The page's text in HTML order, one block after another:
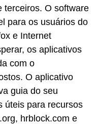
terceiros. O software
para os usuários do
e Internet
os aplicativos
com o
O aplicativo
guia do seu
úteis para recursos
hrblock.com e